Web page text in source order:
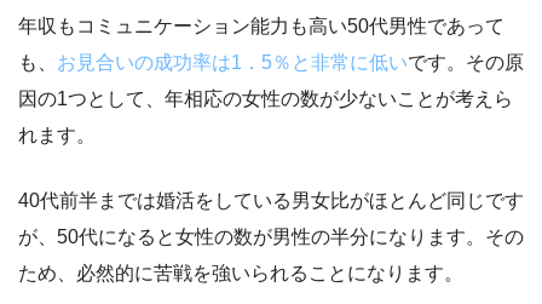
年収もコミュニケーション能力も高い50代男性であって
も、 お見合いの成功率は1．5％と非常に低いです。その原
因の1つとして、年相応の女性の数が少ないことが考えら
れます。
40代前半までは婚活をしている男女比がほとんど同じです
が、50代になると女性の数が男性の半分になります。その
ため、必然的に苦戦を強いられることになります。